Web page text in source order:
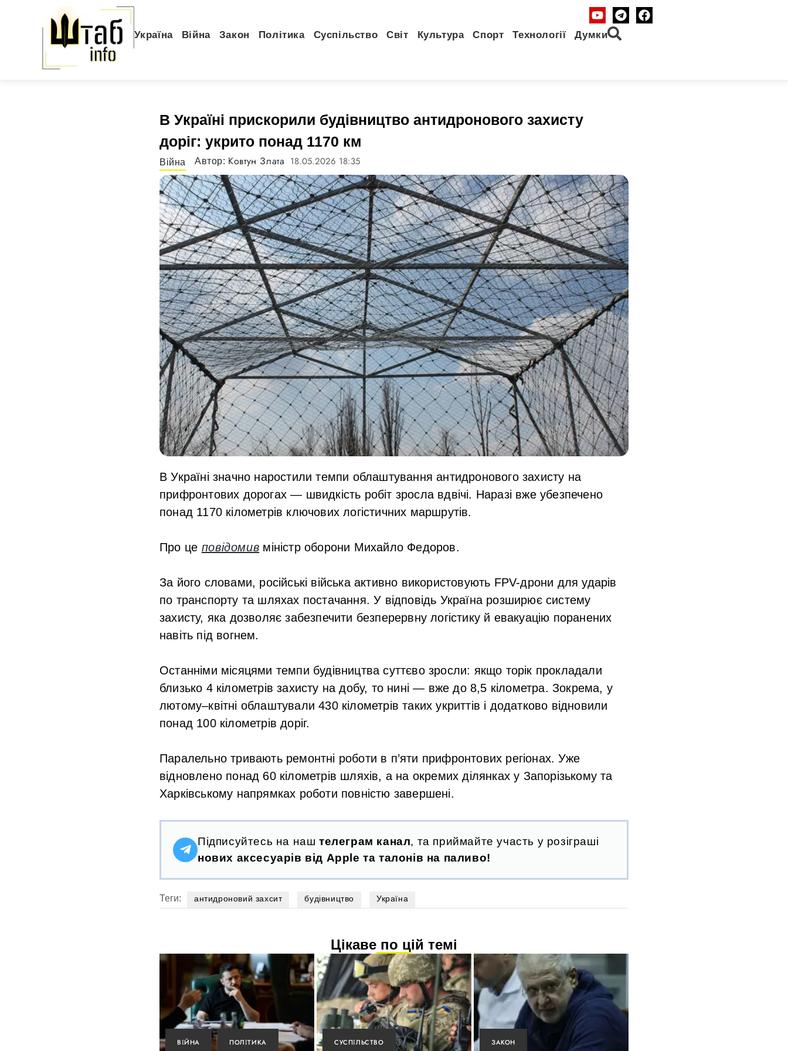
Україна Війна Закон Політика Суспільство Світ Культура Спорт Технології Думки
В Україні прискорили будівництво антидронового захисту
доріг: укрито понад 1170 км
Війна Автор: Ковтун Злата 18.05.2026 18:35
В Україні значно наростили темпи облаштування антидронового захисту на
прифронтових дорогах — швидкість робіт зросла вдвічі. Наразі вже убезпечено
понад 1170 кілометрів ключових логістичних маршрутів.
Про це повідомив міністр оборони Михайло Федоров.
За його словами, російські війська активно використовують FPV-дрони для ударів
по транспорту та шляхах постачання. У відповідь Україна розширює систему
захисту, яка дозволяє забезпечити безперервну логістику й евакуацію поранених
навіть під вогнем.
Останніми місяцями темпи будівництва суттєво зросли: якщо торік прокладали
близько 4 кілометрів захисту на добу, то нині — вже до 8,5 кілометра. Зокрема, у
лютому–квітні облаштували 430 кілометрів таких укриттів і додатково відновили
понад 100 кілометрів доріг.
Паралельно тривають ремонтні роботи в п’яти прифронтових регіонах. Уже
відновлено понад 60 кілометрів шляхів, а на окремих ділянках у Запорізькому та
Харківському напрямках роботи повністю завершені.
Підписуйтесь на наш телеграм канал, та приймайте участь у розіграші
нових аксесуарів від Apple та талонів на паливо!
Теги: антидроновий захсит будівництво Україна
Цікаве по цій темі
ВІЙНА ПОЛІТИКА СУСПІЛЬСТВО ЗАКОН